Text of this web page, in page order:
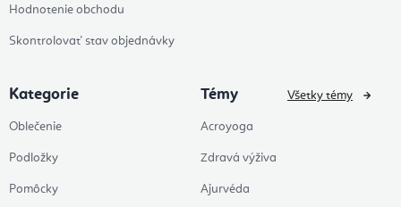
Hodnotenie obchodu
Skontrolovať stav objednávky
Kategorie
Oblečenie
Podložky
Pomôcky
Témy
Acroyoga
Zdravá výživa
Ajurvéda
Všetky témy